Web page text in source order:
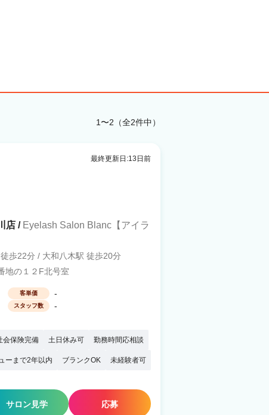
1〜2（全2件中）
最終更新日:13日前
店 / Eyelash Salon Blanc【アイラ
歩22分 / 大和八木駅 徒歩20分
地の１２F北号室
客単価 -
スタッフ数 -
会保険完備 土日休み可 勤務時間応相談
ーまで2年以内 ブランクOK 未経験者可
サロン見学 応募